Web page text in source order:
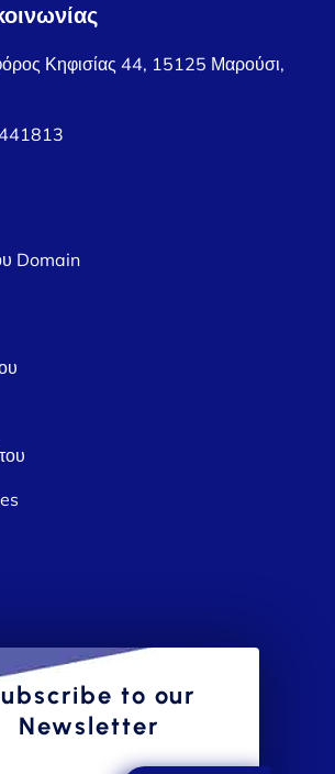
Κηφισίας 44, 15125 Μαρούσι,
Domain
to our
Newsletter